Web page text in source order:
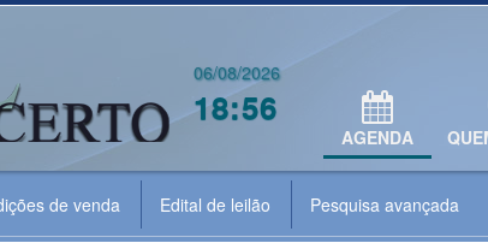
06/08/2026
18:56
AGENDA
de venda Edital de leilão Pesquisa avançada